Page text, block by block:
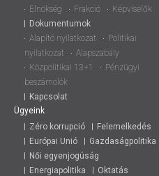
Elnökség
Frakció
Képviselők
Dokumentumok
Alapító nyilatkozat
Politikai
nyilatkozat
Alapszabály
Közpolitikai 13+1
Pénzügyi
beszámolók
Kapcsolat
Ügyeink
Zéro korrupció
Felemelkedés
Európai Unió
Gazdaságpolitika
Női egyenjogúság
Energiapolitika
Oktatás